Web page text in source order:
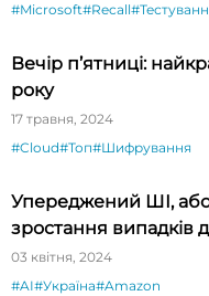
#Microsoft#Recall
Вечір п’ятниці:
року
17 травня, 2024
#Cloud#Топ#Шифрування
Упереджений ШІ, або
зростання випадків
03 квітня, 2024
#AI#Україна#Amazon